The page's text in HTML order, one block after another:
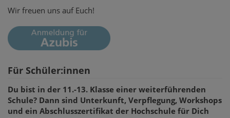
Wir freuen uns auf Euch!
Für Schüler:innen
Du bist in der 11.-13. Klasse einer weiterführenden
Schule? Dann sind Unterkunft, Verpflegung, Workshops
und ein Abschlusszertifikat der Hochschule für Dich